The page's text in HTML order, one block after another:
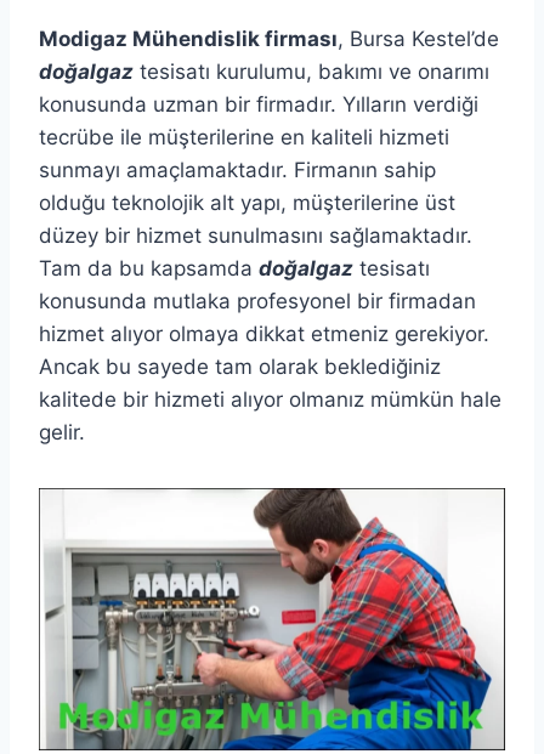
Modigaz Mühendislik firması, Bursa Kestel’de
doğalgaz tesisatı kurulumu, bakımı ve onarımı
konusunda uzman bir firmadır. Yılların verdiği
tecrübe ile müşterilerine en kaliteli hizmeti
sunmayı amaçlamaktadır. Firmanın sahip
olduğu teknolojik alt yapı, müşterilerine üst
düzey bir hizmet sunulmasını sağlamaktadır.
Tam da bu kapsamda doğalgaz tesisatı
konusunda mutlaka profesyonel bir firmadan
hizmet alıyor olmaya dikkat etmeniz gerekiyor.
Ancak bu sayede tam olarak beklediğiniz
kalitede bir hizmeti alıyor olmanız mümkün hale
gelir.